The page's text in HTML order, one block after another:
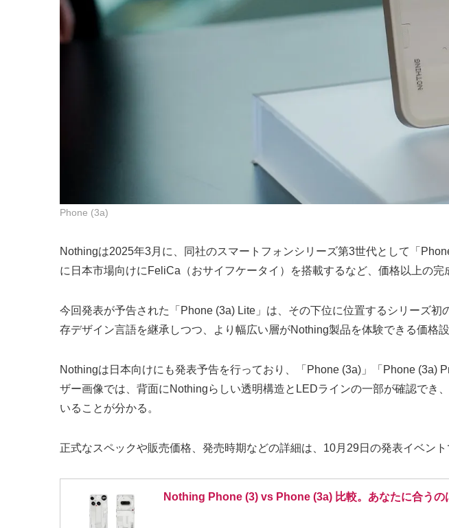
Phone (3a)
Nothingは2025年3月に、同社のスマートフォンシリーズ第3世代として「
に日本市場向けにFeliCa（おサイフケータイ）を搭載するなど、価格以上の完
今回発表が予告された「Phone (3a) Lite」は、その下位に位置するシリーズ
存デザイン言語を継承しつつ、より幅広い層がNothing製品を体験できる価格
Nothingは日本向けにも発表予告を行っており、「Phone (3a)」「Phone (3a)
ザー画像では、背面にNothingらしい透明構造とLEDラインの一部が確認で
いることが分かる。
正式なスペックや販売価格、発売時期などの詳細は、10月29日の発表イベント
Nothing Phone (3) vs Phone (3a) 比較。あなたに合うの